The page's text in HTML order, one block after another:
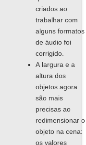
criados ao
trabalhar com
alguns formatos
de áudio foi
corrigido.
A largura e a
altura dos
objetos agora
são mais
precisas ao
redimensionar o
objeto na cena:
os valores